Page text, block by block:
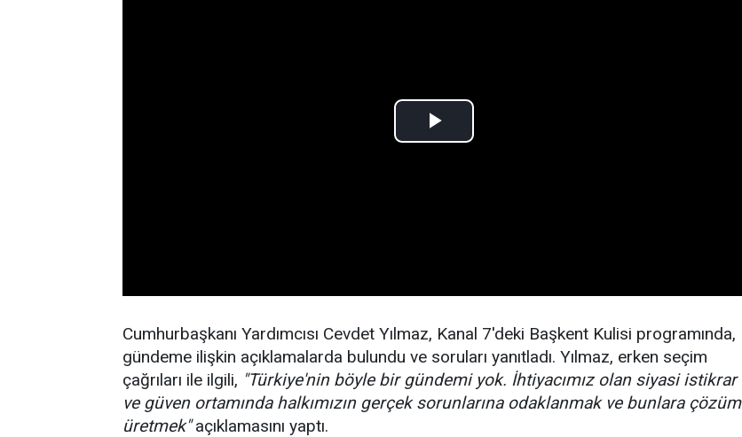
Cumhurbaşkanı Yardımcısı Cevdet Yılmaz, Kanal 7'deki Başkent Kulisi programında,
gündeme ilişkin açıklamalarda bulundu ve soruları yanıtladı. Yılmaz, erken seçim
çağrıları ile ilgili, "Türkiye'nin böyle bir gündemi yok. İhtiyacımız olan siyasi istikrar
ve güven ortamında halkımızın gerçek sorunlarına odaklanmak ve bunlara çözüm
üretmek"açıklamasını yaptı.